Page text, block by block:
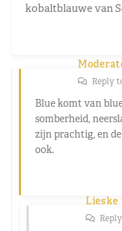
kobaltblauwe van
Reply
Blue komt van
somberheid,
zijn prachtig, en
ook.
Lieske